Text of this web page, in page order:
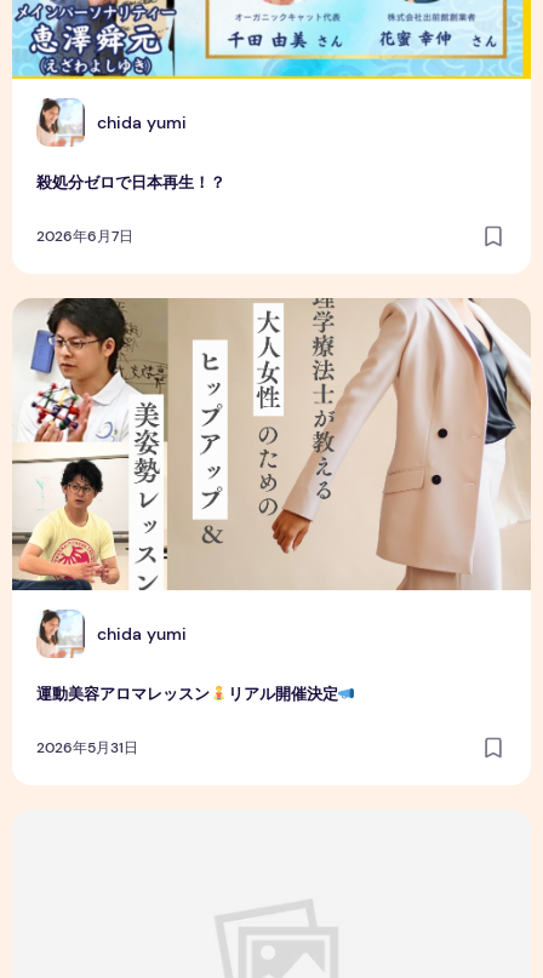
C chida yumi
殺処分ゼロで日本再生！？
2026年6月7日
C chida yumi
運動美容アロマレッスン リアル開催決定
2026年5月31日
運動美容アロマレッスン リアル開催決定